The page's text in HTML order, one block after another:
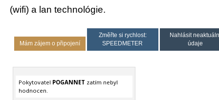
(wifi) a lan technológie.
Mám zájem o připojení
Změřte si rychlost:
SPEEDMETER
Nahlásit
údaje
Pokytovatel POGANNET zatím nebyl
hodnocen.